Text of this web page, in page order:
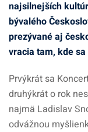
najsilnejších
bývalého
prezývané aj
vracia tam, kde
Prvýkrát sa
druhýkrát o rok
najmä Ladislav
odvážnou